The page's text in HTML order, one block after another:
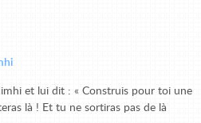
et lui dit : « Construis pour toi une
là ! Et tu ne sortiras pas de là